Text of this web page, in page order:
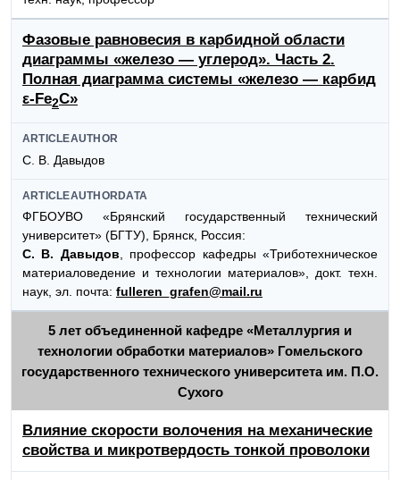
Фазовые равновесия в карбидной области
диаграммы «железо — углерод». Часть 2.
Полная диаграмма системы «железо — карбид
ε-Fe2C»
ARTICLEAUTHOR
С. В. Давыдов
ARTICLEAUTHORDATA
ФГБОУВО «Брянский государственный технический
университет» (БГТУ), Брянск, Россия:
С. В. Давыдов , профессор кафедры «Триботехническое
материаловедение и технологии материалов», докт. техн.
наук, эл. почта: fulleren_grafen@mail.ru
5 лет объединенной кафедре «Металлургия и
технологии обработки материалов» Гомельского
государственного технического университета им. П.О.
Сухого
Влияние скорости волочения на механические
свойства и микротвердость тонкой проволоки